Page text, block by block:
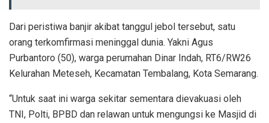
Dari peristiwa banjir akibat tanggul jebol tersebut, satu
orang terkomfirmasi meninggal dunia. Yakni Agus
Purbantoro (50), warga perumahan Dinar Indah, RT6/RW26
Kelurahan Meteseh, Kecamatan Tembalang, Kota Semarang.
“Untuk saat ini warga sekitar sementara dievakuasi oleh
TNI, Polti, BPBD dan relawan untuk mengungsi ke Masjid di